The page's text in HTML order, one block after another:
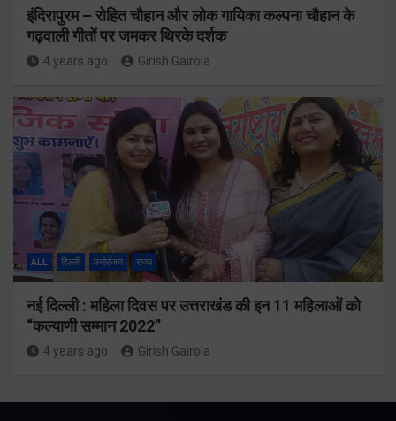
इंदिरापुरम – रोहित चौहान और लोक गायिका कल्पना चौहान के
गढ़वाली गीतों पर जमकर थिरके दर्शक
4 years ago Girish Gairola
ALL दिल्ली मनोरंजन राज्य
नई दिल्ली : महिला दिवस पर उत्तराखंड की इन 11 महिलाओं को
“कल्याणी सम्मान 2022”
4 years ago Girish Gairola